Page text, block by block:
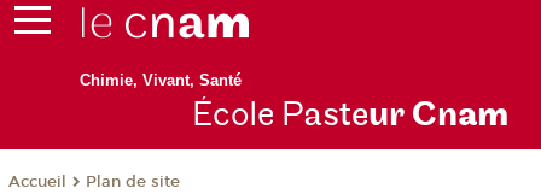
Chimie, Vivant, Santé
École Pasteur Cnam
Accueil Plan de site